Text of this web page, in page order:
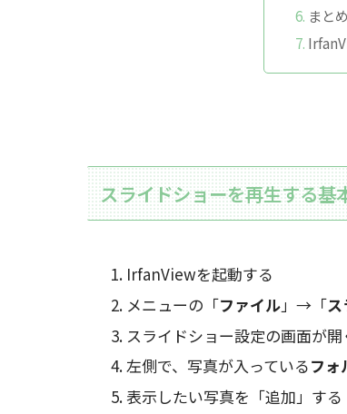
まとめ
スライドショーを再生する基
IrfanViewを起動する
メニューの「ファイル」→「
スライドショー設定の画面が開
左側で、写真が入っているフォ
表示したい写真を「追加」する